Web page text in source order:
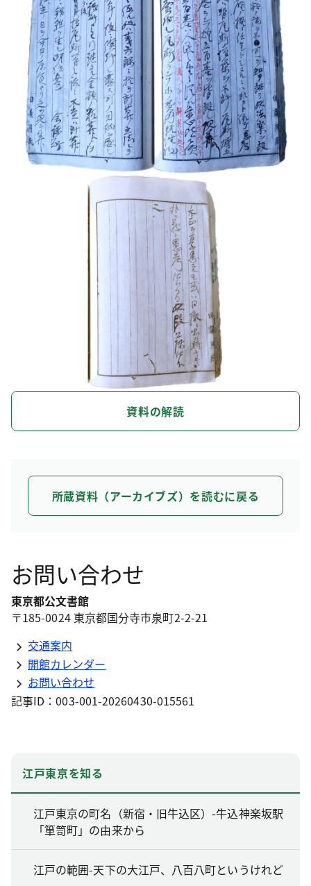
資料の解読
所蔵資料（アーカイブズ）を読むに戻る
お問い合わせ
東京都公文書館
〒185-0024 東京都国分寺市泉町2-2-21
交通案内
開館カレンダー
お問い合わせ
記事ID：003-001-20260430-015561
江戸東京を知る
江戸東京の町名（新宿・旧牛込区）-牛込神楽坂駅
「箪笥町」の由来から
江戸の範囲-天下の大江戸、八百八町というけれど